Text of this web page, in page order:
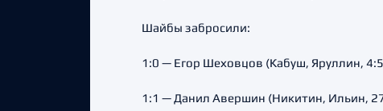
Шайбы забросили:
1:0 — Егор Шеховцов (Кабуш, Яруллин,
1:1 — Данил Авершин (Никитин, Ильин,